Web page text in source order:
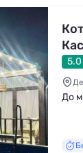
5.0
До